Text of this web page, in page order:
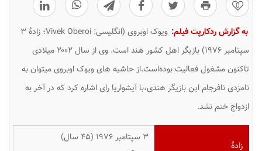
0
به گزارش ردکارپت فیلم: ویوک اوبروی (انگلیسی: Vivek Oberoi
‎؛ زادهٔ ۳
سپتامبر ۱۹۷۶) بازیگر اهل کشور هند است. وی از سال ۲۰۰۲ میلادی
تاکنون مشغول فعالیت بوده‌است.از حاشیه هایویوک اوبرویمیتوان به
نامزدی نافرجام این بازیگر هندی،با آیشواریا رای اشاره کرد که در آخر به
ازدواج ختم نشد.
زادهٔ
۳ سپتامبر ۱۹۷۶ ‏(۴۵ سال)